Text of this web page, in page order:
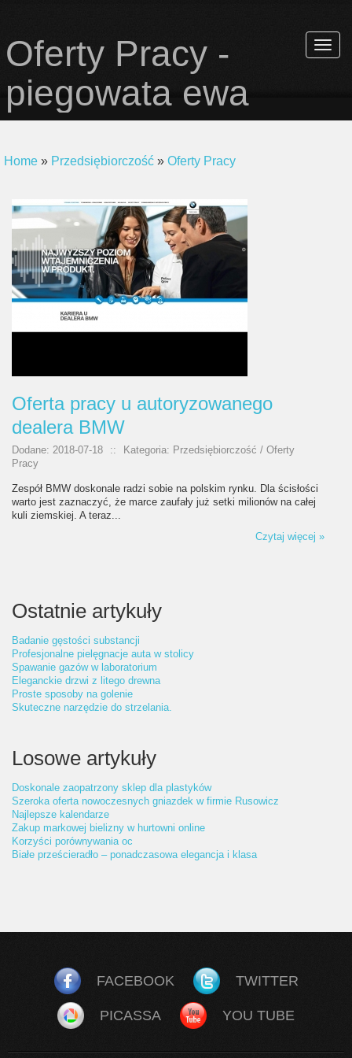
Oferty Pracy -
piegowata ewa
Home » Przedsiębiorczość » Oferty Pracy
Oferta pracy u autoryzowanego
dealera BMW
Dodane: 2018-07-18 ::
Kategoria: Przedsiębiorczość / Oferty
Pracy
Zespół BMW doskonale radzi sobie na polskim rynku. Dla ścisłości
warto jest zaznaczyć, że marce zaufały już setki milionów na całej
kuli ziemskiej. A teraz...
Czytaj więcej »
Ostatnie artykuły
Badanie gęstości substancji
Profesjonalne pielęgnacje auta w stolicy
Spawanie gazów w laboratorium
Eleganckie drzwi z litego drewna
Proste sposoby na golenie
Skuteczne narzędzie do strzelania.
Losowe artykuły
Doskonale zaopatrzony sklep dla plastyków
Szeroka oferta nowoczesnych gniazdek w firmie Rusowicz
Najlepsze kalendarze
Zakup markowej bielizny w hurtowni online
Korzyści porównywania oc
Białe prześcieradło – ponadczasowa elegancja i klasa
FACEBOOK TWITTER
PICASSA YOU TUBE